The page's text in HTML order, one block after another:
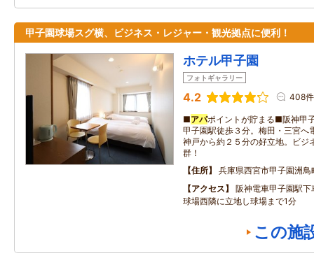
甲子園球場スグ横、ビジネス・レジャー・観光拠点に便利！
ホテル甲子園
フォトギャラリー
4.2 408件
■アパポイントが貯まる■阪神甲
甲子園駅徒歩３分。梅田・三宮へ
神戸から約２５分の好立地。ビジ
群！
住所
兵庫県西宮市甲子園洲鳥
アクセス
阪神電車甲子園駅
球場西隣に立地し球場まで1分
この施